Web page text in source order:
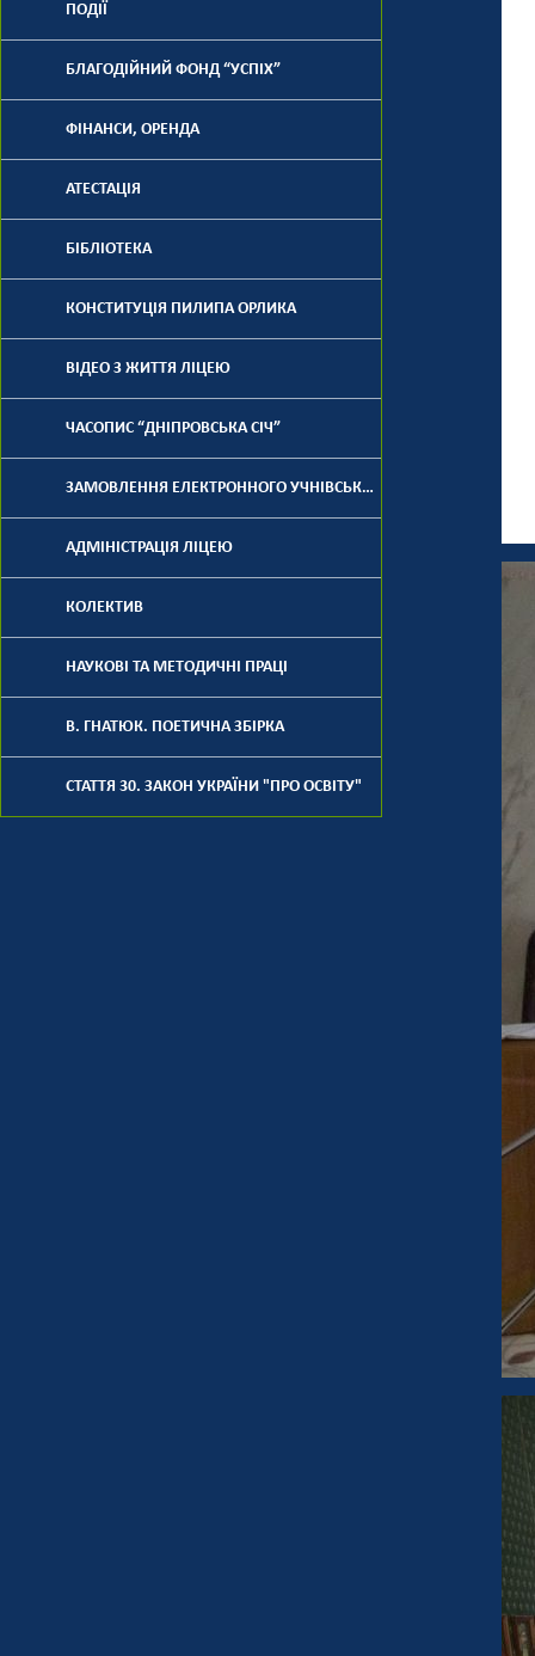
ПОДІЇ
БЛАГОДІЙНИЙ ФОНД “УСПІХ”
ФІНАНСИ, ОРЕНДА
АТЕСТАЦІЯ
БІБЛІОТЕКА
КОНСТИТУЦІЯ ПИЛИПА ОРЛИКА
ВІДЕО З ЖИТТЯ ЛІЦЕЮ
ЧАСОПИС “ДНІПРОВСЬКА СІЧ”
ЗАМОВЛЕННЯ ЕЛЕКТРОННОГО УЧНІВСЬКОГО КВИТКА
АДМІНІСТРАЦІЯ ЛІЦЕЮ
КОЛЕКТИВ
НАУКОВІ ТА МЕТОДИЧНІ ПРАЦІ
В. ГНАТЮК. ПОЕТИЧНА ЗБІРКА
СТАТТЯ 30. ЗАКОН УКРАЇНИ "ПРО ОСВІТУ"